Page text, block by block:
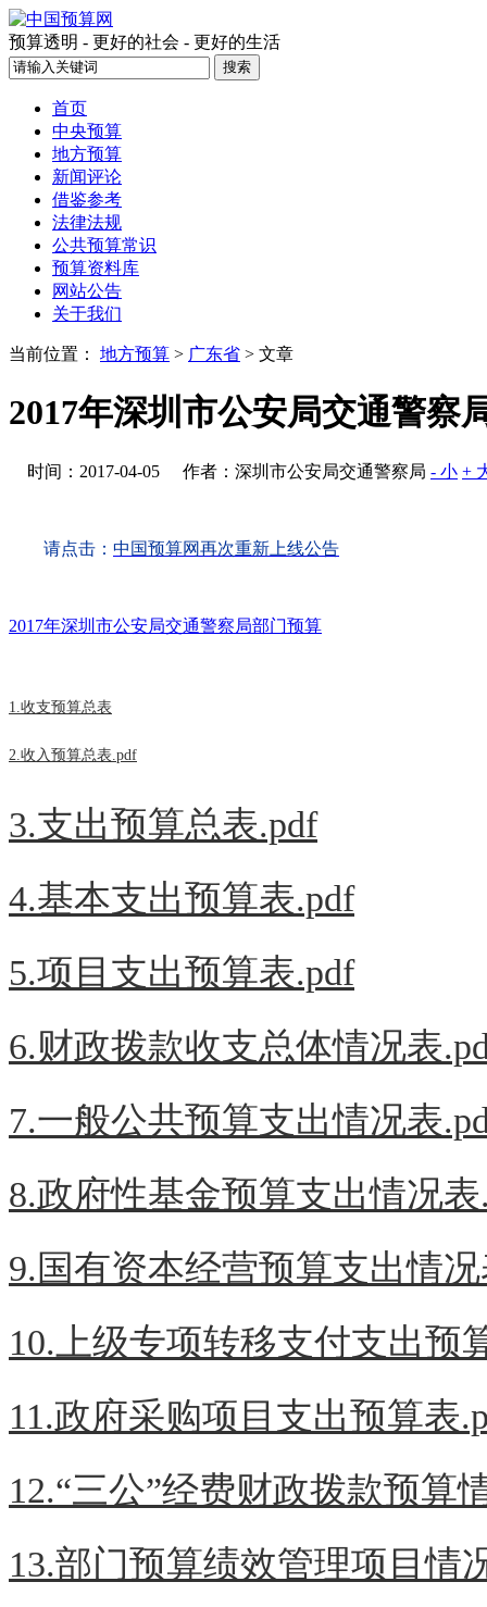
预算透明 - 更好的社会 - 更好的生活
首页
中央预算
地方预算
新闻评论
借鉴参考
法律法规
公共预算常识
预算资料库
网站公告
关于我们
当前位置： 地方预算 > 广东省 > 文章
2017年深圳市公安局交通警察
时间：2017-04-05 作者：深圳市公安局交通警察局 - 小 +
请点击： 中国预算网再次重新上线公告
2017年深圳市公安局交通警察局部门预算
1.收支预算总表
2.收入预算总表.pdf
3.支出预算总表.pdf
4.基本支出预算表.pdf
5.项目支出预算表.pdf
6.财政拨款收支总体情况表
7.一般公共预算支出情况表
8.政府性基金预算支出情况表
9.国有资本经营预算支出情
10.上级专项转移支付支出预
11.政府采购项目支出预算表
12.“三公”经费财政拨款预算
13.部门预算绩效管理项目情